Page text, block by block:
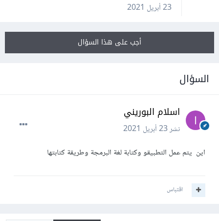
23 أبريل 2021
أجب على هذا السؤال
السؤال
اسلام البوريني
نشر23 أبريل 2021
اين يتم عمل التطبيقو وكتابة لغة البرمجة وطريقة كتابتها
اقتباس